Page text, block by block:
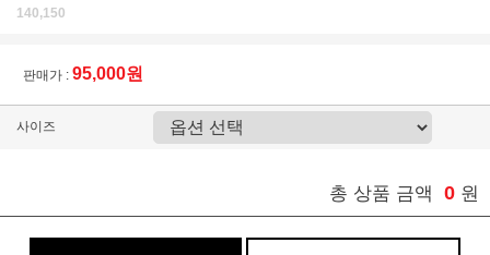
140,150
판매가 : 95,000원
사이즈
총 상품 금액 0 원